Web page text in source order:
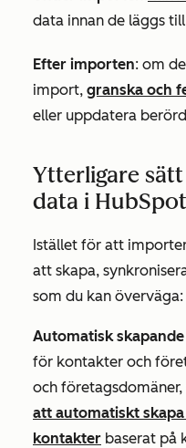
data innan de läggs
Efter importen: om
import, granska och
eller uppdatera
Ytterligare
data i HubSpot
Istället för att
att skapa,
som du kan överväga:
Automatisk
för kontakter och
och
att automatiskt
kontakter baserat på